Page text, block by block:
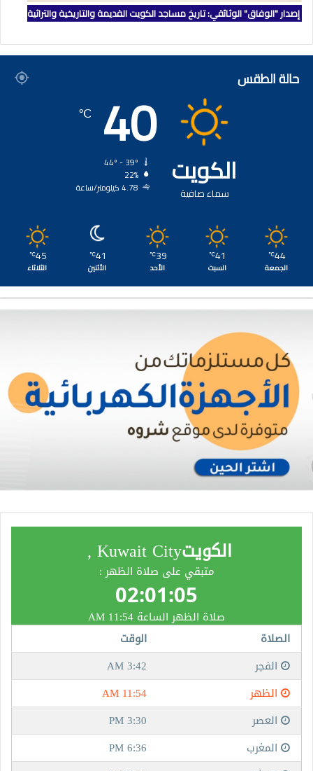
إصدار "الوفاق" الوثائقي: تاريخ مساجد الكويت القديمة والتاريخية والتراثية
حالة الطقس
الكويت
سماء صافية
40
℃
22%
4.78 كيلومتر/ساعة
44
℃
الجمعة
41
℃
السبت
39
℃
الأحد
41
℃
الأثنين
45
℃
الثلاثاء